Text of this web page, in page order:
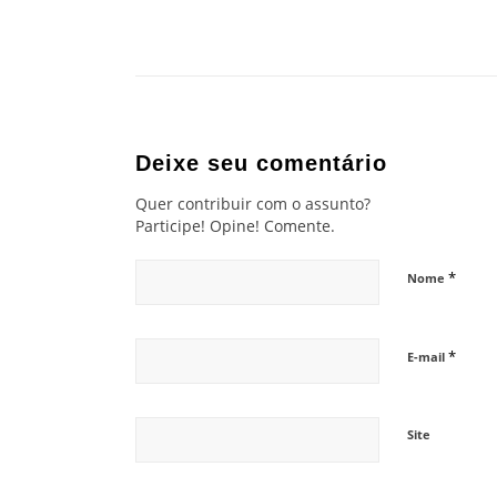
Deixe seu comentário
Quer contribuir com o assunto?
Participe! Opine! Comente.
Nome *
E-mail *
Site